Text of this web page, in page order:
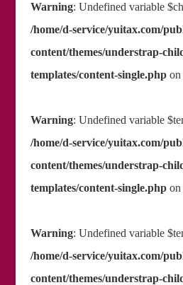
Warning: Undefined variable
/home/d-service/yuitax.com/
content/themes/understrap-
templates/content-single.phpon
Warning: Undefined variable
/home/d-service/yuitax.com/
content/themes/understrap-
templates/content-single.phpon
Warning: Undefined variable
/home/d-service/yuitax.com/
content/themes/understrap-